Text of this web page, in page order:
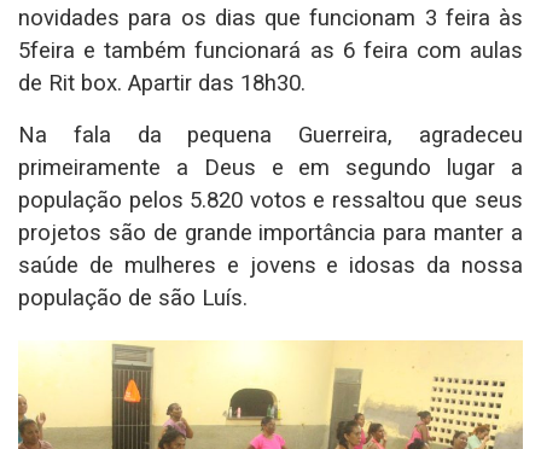
novidades para os dias que funcionam 3 feira às
5feira e também funcionará as 6 feira com aulas
de Rit box. Apartir das 18h30.
Na fala da pequena Guerreira, agradeceu
primeiramente a Deus e em segundo lugar a
população pelos 5.820 votos e ressaltou que seus
projetos são de grande importância para manter a
saúde de mulheres e jovens e idosas da nossa
população de são Luís.